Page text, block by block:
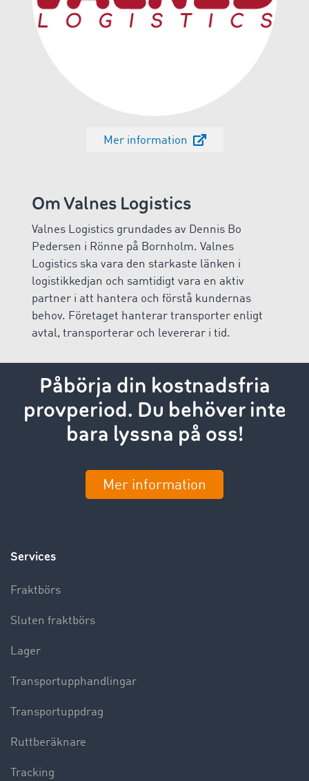
Mer information
Om Valnes Logistics
Valnes Logistics grundades av Dennis Bo
Pedersen i Rönne på Bornholm. Valnes
Logistics ska vara den starkaste länken i
logistikkedjan och samtidigt vara en aktiv
partner i att hantera och förstå kundernas
behov. Företaget hanterar transporter enligt
avtal, transporterar och levererar i tid.
Påbörja din kostnadsfria
provperiod. Du behöver inte
bara lyssna på oss!
Mer information
Services
Fraktbörs
Sluten fraktbörs
Lager
Transportupphandlingar
Transportuppdrag
Ruttberäknare
Tracking